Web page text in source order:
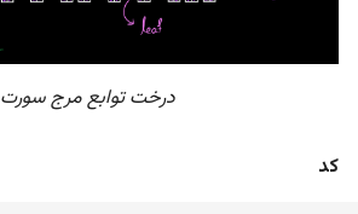
درخت توابع مرج سورت
کد